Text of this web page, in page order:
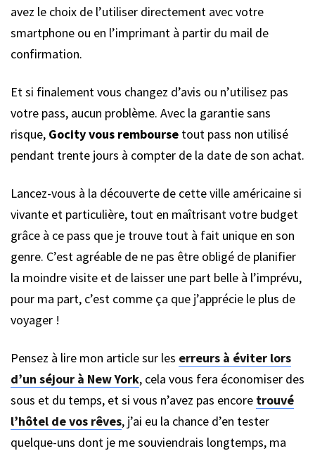
avez le choix de l’utiliser directement avec votre
smartphone ou en l’imprimant à partir du mail de
confirmation.
Et si finalement vous changez d’avis ou n’utilisez pas
votre pass, aucun problème. Avec la garantie sans
risque, Gocity vous rembourse tout pass non utilisé
pendant trente jours à compter de la date de son achat.
Lancez-vous à la découverte de cette ville américaine si
vivante et particulière, tout en maîtrisant votre budget
grâce à ce pass que je trouve tout à fait unique en son
genre. C’est agréable de ne pas être obligé de planifier
la moindre visite et de laisser une part belle à l’imprévu,
pour ma part, c’est comme ça que j’apprécie le plus de
voyager !
Pensez à lire mon article sur les erreurs à éviter lors
d’un séjour à New York, cela vous fera économiser des
sous et du temps, et si vous n’avez pas encore trouvé
l’hôtel de vos rêves, j’ai eu la chance d’en tester
quelque-uns dont je me souviendrais longtemps, ma